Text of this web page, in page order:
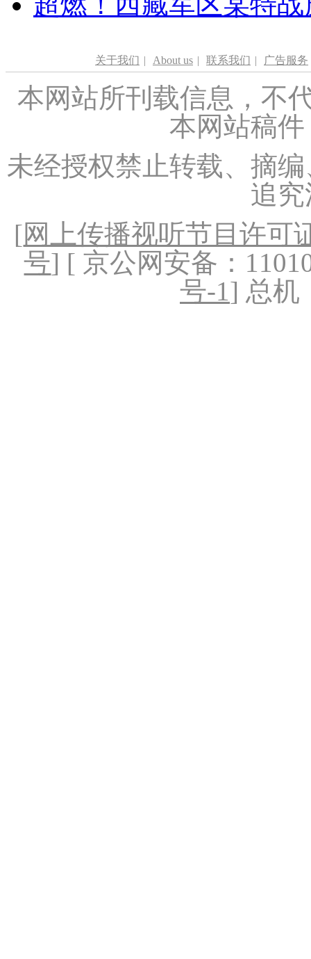
关于我们 | About us | 联系我们 | 广告服务
本网站所刊载信息，不
本网站稿
未经授权禁止转载、摘
追
[网上传播视听节目许可
号] [ 京公网安备：
号-1] 总机